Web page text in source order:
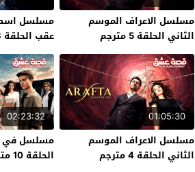
مسلسل الاعراف الموسم
الثاني الحلقة 5 مترجم
مسلسل
عقب الحلقة 8 مترجم
01:05:30
مسلسل الاعراف الموسم
الثاني الحلقة 4 مترجم
02:23:32
مسلسل في
الحلقة 10 مترجم